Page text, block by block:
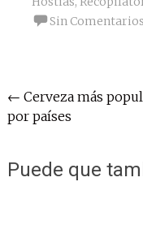
Sin Comentarios
Navegación
de
← Cerveza más
por países
Puede que